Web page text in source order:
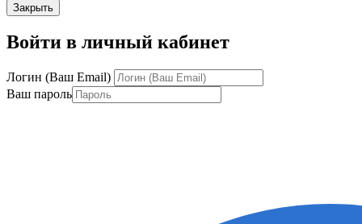
Закрыть
Войти в личный кабинет
Логин (Ваш Email)
Ваш пароль